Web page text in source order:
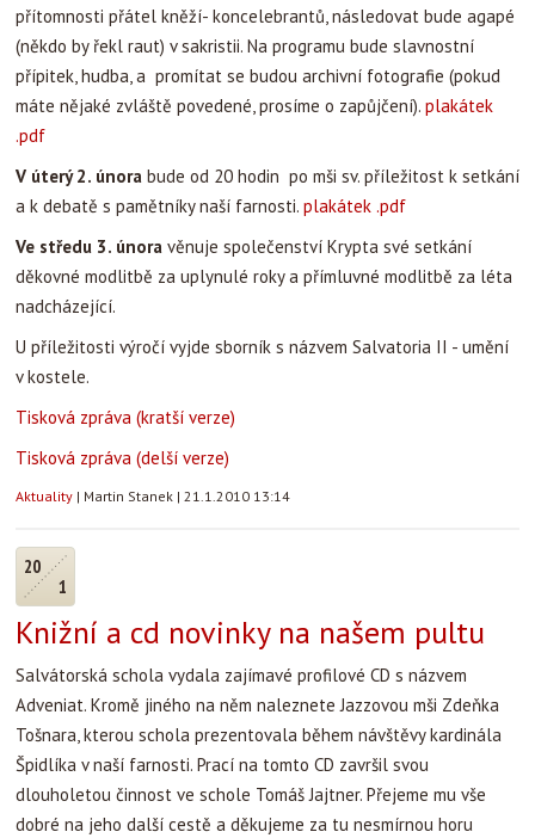
přítomnosti přátel kněží- koncelebrantů, následovat bude agapé
(někdo by řekl raut) v sakristii. Na programu bude slavnostní
přípitek, hudba, a promítat se budou archivní fotografie (pokud
máte nějaké zvláště povedené, prosíme o zapůjčení). plakátek
.pdf
V úterý 2. února bude od 20 hodin po mši sv. příležitost k setkání
a k debatě s pamětníky naší farnosti. plakátek .pdf
Ve středu 3. února věnuje společenství Krypta své setkání
děkovné modlitbě za uplynulé roky a přímluvné modlitbě za léta
nadcházející.
U příležitosti výročí vyjde sborník s názvem Salvatoria II - umění
v kostele.
Tisková zpráva (kratší verze)
Tisková zpráva (delší verze)
Aktuality | Martin Stanek | 21.1.2010 13:14
20
1
Knižní a cd novinky na našem pultu
Salvátorská schola vydala zajímavé profilové CD s názvem
Adveniat. Kromě jiného na něm naleznete Jazzovou mši Zdeňka
Tošnara, kterou schola prezentovala během návštěvy kardinála
Špidlíka v naší farnosti. Prací na tomto CD završil svou
dlouholetou činnost ve schole Tomáš Jajtner. Přejeme mu vše
dobré na jeho další cestě a děkujeme za tu nesmírnou horu